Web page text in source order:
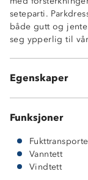
seteparti.
både gutt og
seg ypperlig til
Egenskaper
Trikotfôr
Avtakbar
Stormklaff
ProreTex ®
Funksjoner
Vanntett
Vindtett